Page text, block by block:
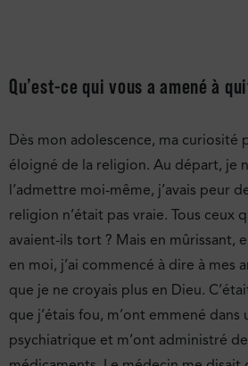
Qu’est-ce qui vous a amené à
Dès mon adolescence, ma curiosité
éloigné de la religion. Au départ, je
l’admettre moi-même, j’avais peur
religion n’était pas vraie. Tous ceux
avaient-ils tort ? Mais en mûrissant,
en moi, j’ai commencé à dire à mes
que je ne croyais plus en Dieu.
que j’étais fou, m’ont emmené dans
psychiatrique et m’ont administré